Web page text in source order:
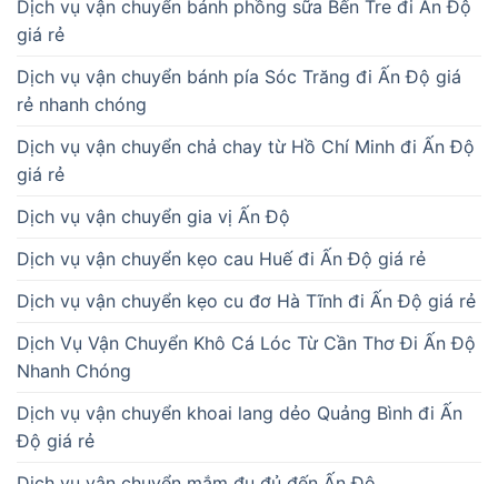
Dịch vụ vận chuyển kẹo cau Huế đi Ấn Độ giá rẻ
Dịch Vụ Vận Chuyển Khô Cá Lóc Từ Cần Thơ Đi Ấn Độ
Dịch vụ vận chuyển khoai lang dẻo Quảng Bình đi Ấn
nhanh chóng
Dịch vụ vận chuyển mứt gừng Việt Nam đi Ấn Độ vào
dịp tết giá rẻ nhanh chóng
Dịch vụ vận chuyển mứt mít đi Ấn Độ nhanh chóng